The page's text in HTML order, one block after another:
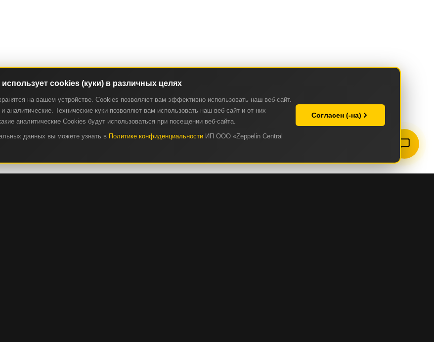
cookies (куки) в различных целях
на вашем устройстве. Cookies позволяют вам эффективно использовать наш веб-сайт.
Технические куки позволяют вам использовать наш веб-сайт и от них
аналитические Cookies будут использоваться при посещении веб-сайта.
данных вы можете узнать в Политике конфиденциальности ИП ООО «Zeppelin Central
Согласен (-на)